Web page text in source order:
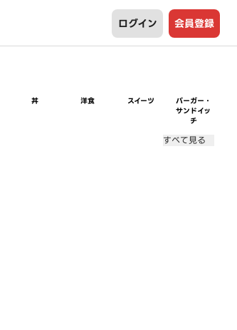
ログイン 会員登録
丼 洋食 スイーツ
バーガー・
サンドイッ
チ
すべて見る